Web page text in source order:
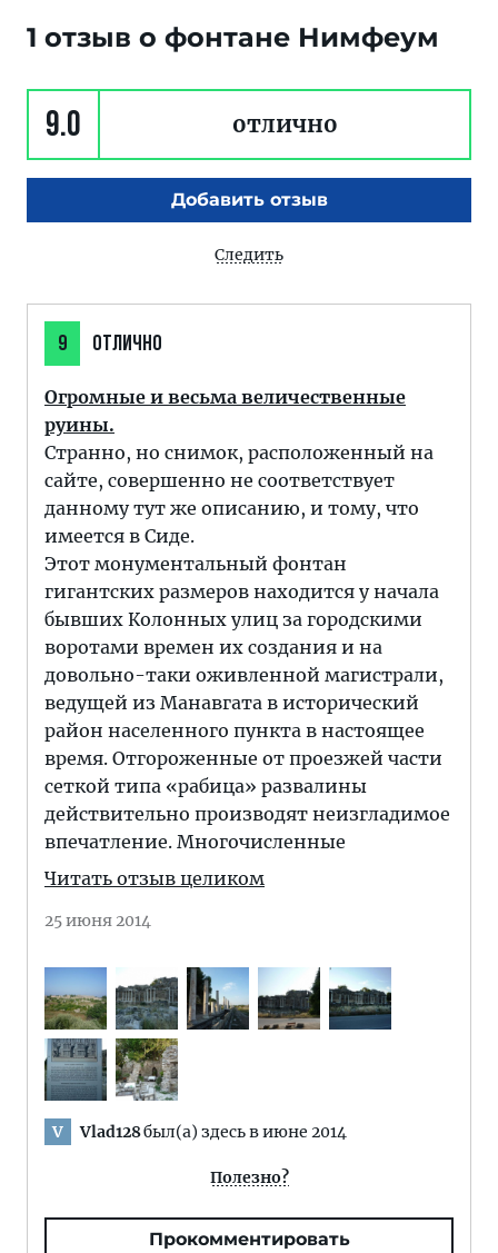
1 отзыв о фонтане Нимфеум
9.0 отлично
Добавить отзыв
Следить
9 ОТЛИЧНО
Огромные и весьма величественные
руины.
Странно, но снимок, расположенный на
сайте, совершенно не соответствует
данному тут же описанию, и тому, что
имеется в Сиде.
Этот монументальный фонтан
гигантских размеров находится у начала
бывших Колонных улиц за городскими
воротами времен их создания и на
довольно-таки оживленной магистрали,
ведущей из Манавгата в исторический
район населенного пункта в настоящее
время. Отгороженные от проезжей части
сеткой типа «рабица» развалины
действительно производят неизгладимое
впечатление. Многочисленные
Читать отзыв целиком
25 июня 2014
V Vlad128был(а) здесь в июне 2014
Полезно?
Прокомментировать